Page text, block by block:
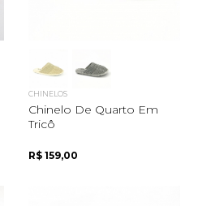
CHINELOS
Chinelo De Quarto Em
Tricô
R$ 159,00